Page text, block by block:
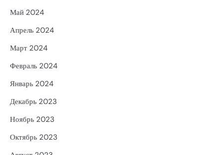
Май 2024
Апрель 2024
Март 2024
Февраль 2024
Январь 2024
Декабрь 2023
Ноябрь 2023
Октябрь 2023